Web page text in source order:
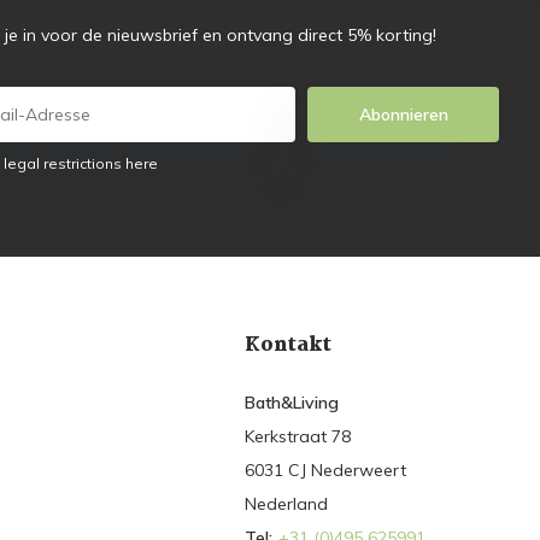
je in voor de nieuwsbrief en ontvang direct 5% korting!
Abonnieren
legal restrictions here
Kontakt
Bath&Living
Kerkstraat 78
6031 CJ Nederweert
Nederland